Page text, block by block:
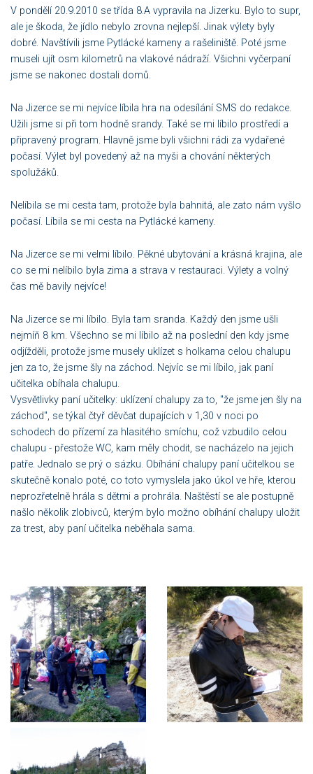
V pondělí 20.9.2010 se třída 8.A vypravila na Jizerku. Bylo to supr,
ale je škoda, že jídlo nebylo zrovna nejlepší. Jinak výlety byly
dobré. Navštívili jsme Pytlácké kameny a rašeliniště. Poté jsme
museli ujít osm kilometrů na vlakové nádraží. Všichni vyčerpaní
jsme se nakonec dostali domů.
Na Jizerce se mi nejvíce líbila hra na odesílání SMS do redakce.
Užili jsme si při tom hodně srandy. Také se mi líbilo prostředí a
připravený program. Hlavně jsme byli všichni rádi za vydařené
počasí. Výlet byl povedený až na myši a chování některých
spolužáků.
Nelíbila se mi cesta tam, protože byla bahnitá, ale zato nám vyšlo
počasí. Líbila se mi cesta na Pytlácké kameny.
Na Jizerce se mi velmi líbilo. Pěkné ubytování a krásná krajina, ale
co se mi nelíbilo byla zima a strava v restauraci. Výlety a volný
čas mě bavily nejvíce!
Na Jizerce se mi líbilo. Byla tam sranda. Každý den jsme ušli
nejmíň 8 km. Všechno se mi líbilo až na poslední den kdy jsme
odjížděli, protože jsme musely uklízet s holkama celou chalupu
jen za to, že jsme šly na záchod. Nejvíc se mi líbilo, jak paní
učitelka obíhala chalupu.
Vysvětlivky paní učitelky: uklízení chalupy za to, "že jsme jen šly na
záchod", se týkal čtyř děvčat dupajících v 1,30 v noci po
schodech do přízemí za hlasitého smíchu, což vzbudilo celou
chalupu - přestože WC, kam měly chodit, se nacházelo na jejich
patře. Jednalo se prý o sázku. Obíhání chalupy paní učitelkou se
skutečně konalo poté, co toto vymyslela jako úkol ve hře, kterou
neprozřetelně hrála s dětmi a prohrála. Naštěstí se ale postupně
našlo několik zlobivců, kterým bylo možno obíhání chalupy uložit
za trest, aby paní učitelka neběhala sama.